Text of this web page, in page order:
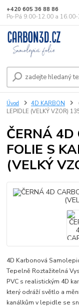
+420 605 36 88 86
Po-Pá 9.00-12.00 a
Úvod 4D KARBON
LEPIDLE (VELKÝ VZOR)
ČERNÁ 4D
FOLIE S
(VELKÝ
4D Karbonová
Tepelně Roztažitelná
PVC s realistickým 4D
který odráží světlo a
kanálkům v lepidle se